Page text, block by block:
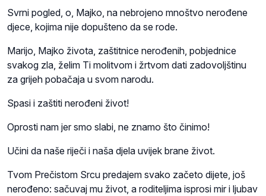
Svrni pogled, o, Majko, na nebrojeno mnoštvo nerođene
djece, kojima nije dopušteno da se rode.
Marijo, Majko života, zaštitnice nerođenih, pobjednice
svakog zla, želim Ti molitvom i žrtvom dati zadovoljštinu
za grijeh pobačaja u svom narodu.
Spasi i zaštiti nerođeni život!
Oprosti nam jer smo slabi, ne znamo što činimo!
Učini da naše riječi i naša djela uvijek brane život.
Tvom Prečistom Srcu predajem svako začeto dijete, još
nerođeno: sačuvaj mu život, a roditeljima isprosi mir i ljubav